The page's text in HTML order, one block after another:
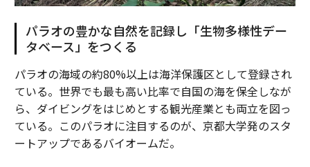
パラオの豊かな自然を記録し「生物多様性デー
タベース」をつくる
パラオの海域の約80%以上は海洋保護区として登録され
ている。世界でも最も高い比率で自国の海を保全しなが
ら、ダイビングをはじめとする観光産業とも両立を図っ
ている。このパラオに注目するのが、京都大学発のスタ
ートアップであるバイオームだ。